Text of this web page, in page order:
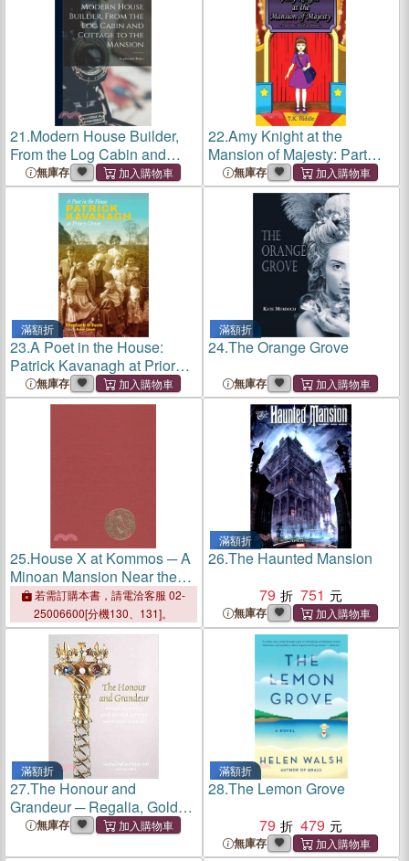
21.Modern House Builder,
From the Log Cabin and
Cottage to the Mansion
無庫存
22.Amy Knight at the
Mansion of Majesty: Part
One: The Fun House
無庫存
滿額折
23.A Poet in the House:
Patrick Kavanagh at Priory
Grove無庫存
滿額折
24.The Orange Grove
無庫存
25.House X at Kommos ─ A
Minoan Mansion Near the
Sea; the Pottery
若需訂購本書，請電洽客服 02-
25006600[分機130、131]。
滿額折
26.The Haunted Mansion
79
751
無庫存
滿額折
27.The Honour and
Grandeur ─ Regalia, Gold
and Silver at the Mansion
無庫存
滿額折
28.The Lemon Grove
79
479
無庫存